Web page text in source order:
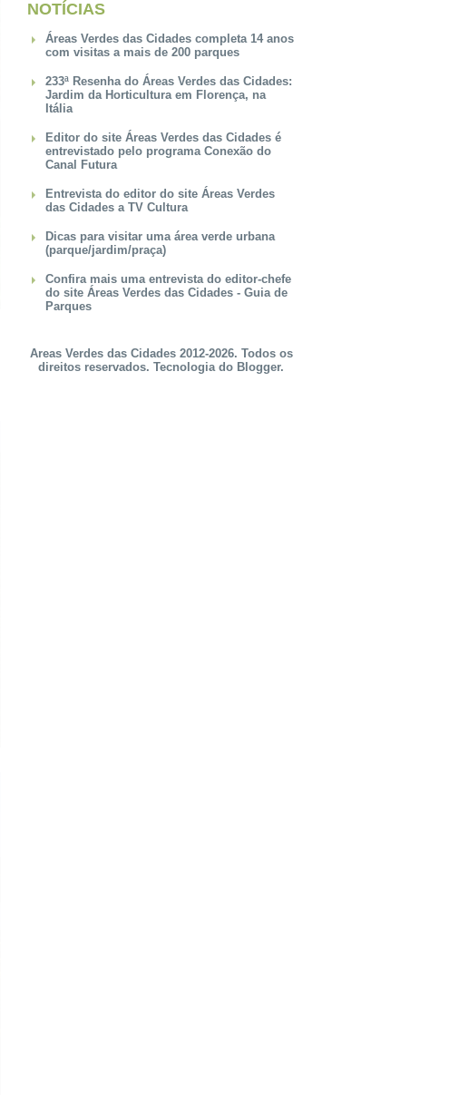
NOTÍCIAS
Áreas Verdes das Cidades completa 14 anos
com visitas a mais de 200 parques
233ª Resenha do Áreas Verdes das Cidades:
Jardim da Horticultura em Florença, na
Itália
Editor do site Áreas Verdes das Cidades é
entrevistado pelo programa Conexão do
Canal Futura
Entrevista do editor do site Áreas Verdes
das Cidades a TV Cultura
Dicas para visitar uma área verde urbana
(parque/jardim/praça)
Confira mais uma entrevista do editor-chefe
do site Áreas Verdes das Cidades - Guia de
Parques
Areas Verdes das Cidades 2012-2026. Todos os
direitos reservados. Tecnologia do Blogger.